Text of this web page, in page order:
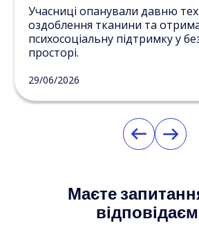
Учасниці опанували давню
оздоблення тканини та
психосоціальну підтримку у
просторі.
29/06/2026
Маєте